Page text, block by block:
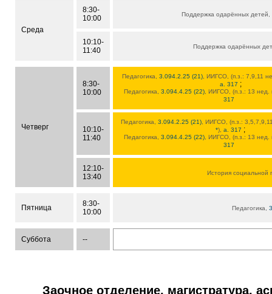
Среда
8:30-
10:00
Поддержка одарённых детей,
10:10-
11:40
Поддержка одарённых
Четверг
8:30-
10:00
Педагогика,3.094.2.25 (21) , ИИГСО, (п.з.: 7,9,11
а. 317 ;
Педагогика, 3.094.4.25 (22) , ИИГСО, (п.з.: 13 нед.
317
10:10-
11:40
Педагогика, 3.094.2.25 (21) , ИИГСО, (п.з.:
*),а. 317 ;
Педагогика, 3.094.4.25 (22) , ИИГСО, (п.з.: 13 нед.
317
12:10-
13:40
История социальной
Пятница
8:30-
10:00
Педагогика,
Суббота --
Заочное отделение, магистратура,